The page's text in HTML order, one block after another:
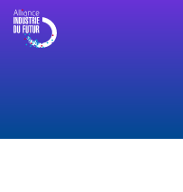
Panneau de gestion des cookies